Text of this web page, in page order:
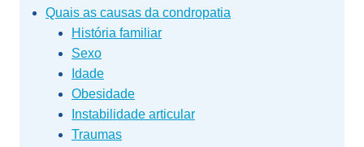
Quais as causas da condropatia
História familiar
Sexo
Idade
Obesidade
Instabilidade articular
Traumas